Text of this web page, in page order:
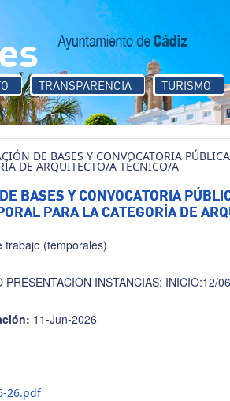
TRANSPARENCIA TURISMO
DE BASES Y CONVOCATORIA
DE ARQUITECTO/A TÉCNICO/A
BASES Y CONVOCATORIA
PARA LA CATEGORÍA DE
trabajo (temporales)
PRESENTACION INSTANCIAS: INICIO:12/
11-Jun-2026
26.pdf